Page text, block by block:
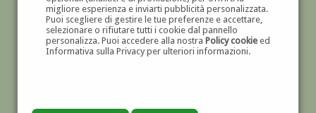
migliore esperienza e inviarti pubblicità personalizzata.
Puoi scegliere di gestire le tue preferenze e accettare,
selezionare o rifiutare tutti i cookie dal pannello
personalizza. Puoi accedere alla nostra Policy cookieed
Informativa sulla Privacy per ulteriori informazioni.